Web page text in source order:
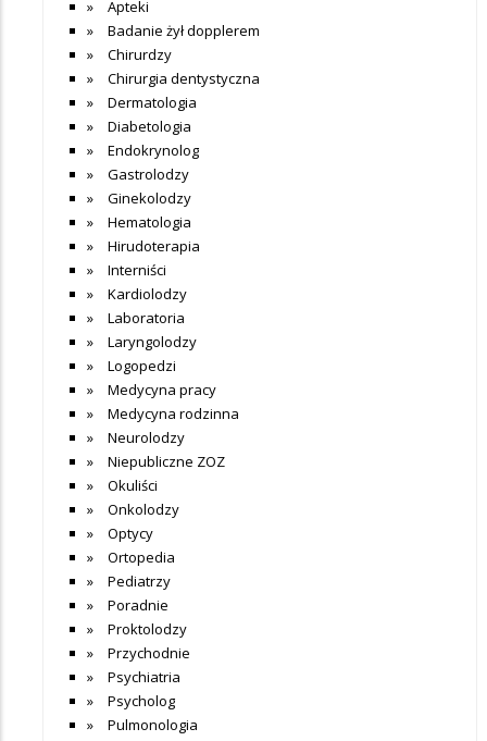
Apteki
Badanie żył dopplerem
Chirurdzy
Chirurgia dentystyczna
Dermatologia
Diabetologia
Endokrynolog
Gastrolodzy
Ginekolodzy
Hematologia
Hirudoterapia
Interniści
Kardiolodzy
Laboratoria
Laryngolodzy
Logopedzi
Medycyna pracy
Medycyna rodzinna
Neurolodzy
Niepubliczne ZOZ
Okuliści
Onkolodzy
Optycy
Ortopedia
Pediatrzy
Poradnie
Proktolodzy
Przychodnie
Psychiatria
Psycholog
Pulmonologia